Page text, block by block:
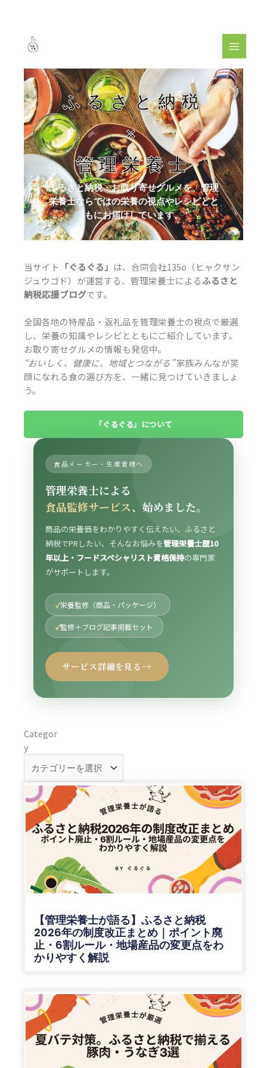
ふるさと納税・お取り寄せグルメを、管理
栄養士ならではの栄養の視点やレシピとと
もにお届けしています。
ふるさと納税
×
管理栄養士
当サイト 「ぐるぐる」 は、合同会社135o（ヒャクサン
ジュウゴド）が運営する、管理栄養士によるふるさと
納税応援ブログです。
全国各地の特産品・返礼品を管理栄養士の視点で厳選
し、栄養の知識やレシピとともにご紹介しています。
お取り寄せグルメの情報も発信中。
“おいしく、健康に、地域とつながる”家族みんなが笑
顔になれる食の選び方を、一緒に見つけていきましょ
う。
「ぐるぐる」について
食品メーカー・生産者様へ
管理栄養士による
食品監修サービス、始めました。
商品の栄養価をわかりやすく伝えたい、ふるさと
納税でPRしたい、そんなお悩みを管理栄養士歴10
年以上・フードスペシャリスト資格保持の専門家
がサポートします。
栄養監修（商品・パッケージ）
監修＋ブログ記事掲載セット
サービス詳細を見る→
Categor
y
Category
【管理栄養士が語る】ふるさと納税
2026年の制度改正まとめ｜ポイント廃
止・6割ルール・地場産品の変更点をわ
かりやすく解説
ペ
ー
ジ
ー
ジ
ペ
ー
ジ